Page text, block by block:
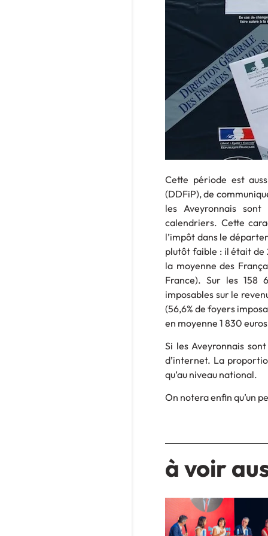
Cette période est
(DDFiP), de
les Aveyronnais
calendriers. Cette
l’impôt dans le
plutôt faible : il était de
la moyenne des
France). Sur les 158
imposables sur le
(56,6% de foyers
en moyenne 1 830
Si les Aveyronnais
d’internet. La
qu’au niveau national.
On notera enfin qu’un
à voir